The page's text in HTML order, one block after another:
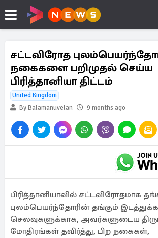
சட்டவிரோத
நகைகளை பறிமுதல் செய்ய
பிரித்தானியா திட்டம்
United Kingdom
By Balamanuvelan
9 months ago
பிரித்தானியாவில் சட்டவிரோதமாக
புலம்பெயர்ந்தோரின் தங்கும்
செலவுகளுக்காக, அவர்களுடைய
மோதிரங்கள் தவிர்த்து, பிற நகைகள்,